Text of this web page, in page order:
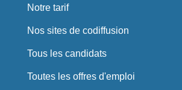
Notre tarif
Nos sites de codiffusion
Tous les candidats
Toutes les offres d'emploi